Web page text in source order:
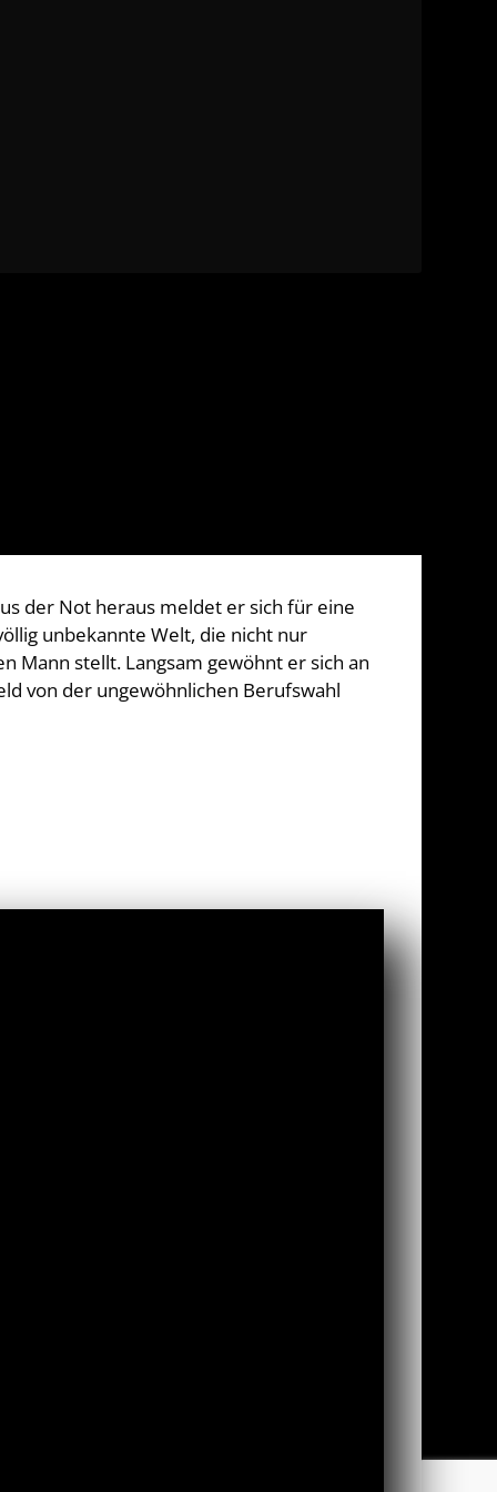
der Not heraus meldet er sich für eine
unbekannte Welt, die nicht nur
Mann stellt. Langsam gewöhnt er sich an
von der ungewöhnlichen Berufswahl